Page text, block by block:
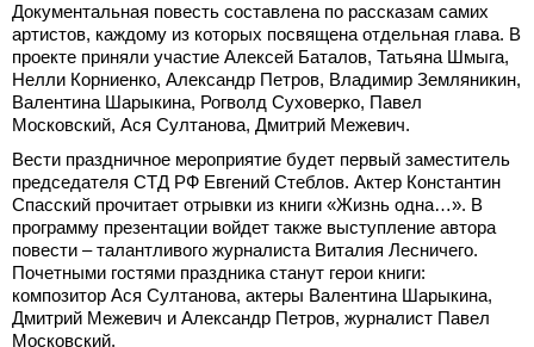
Документальная повесть составлена по рассказам самих
артистов, каждому из которых посвящена отдельная глава. В
проекте приняли участие Алексей Баталов, Татьяна Шмыга,
Нелли Корниенко, Александр Петров, Владимир Земляникин,
Валентина Шарыкина, Рогволд Суховерко, Павел
Московский, Ася Султанова, Дмитрий Межевич.
Вести праздничное мероприятие будет первый заместитель
председателя СТД РФ Евгений Стеблов. Актер Константин
Спасский прочитает отрывки из книги «Жизнь одна…». В
программу презентации войдет также выступление автора
повести – талантливого журналиста Виталия Лесничего.
Почетными гостями праздника станут герои книги:
композитор Ася Султанова, актеры Валентина Шарыкина,
Дмитрий Межевич и Александр Петров, журналист Павел
Московский.